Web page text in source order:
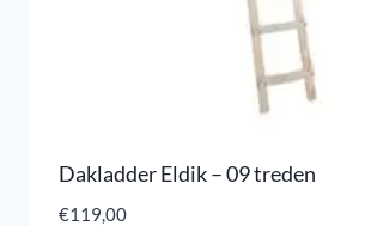
Dakladder Eldik – 09 treden
€119,00